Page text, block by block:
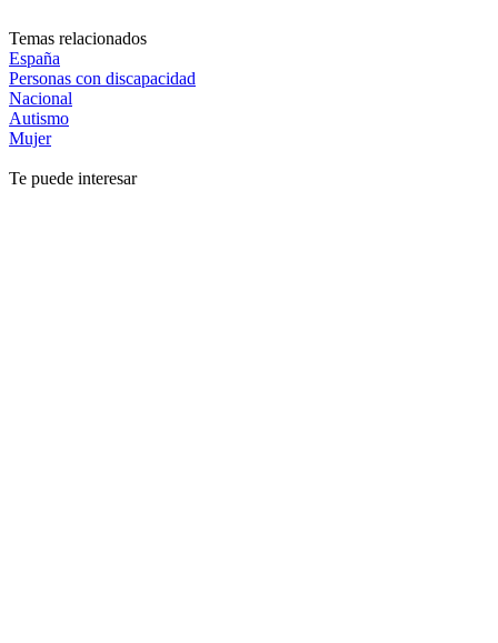
Temas relacionados
España
Personas con discapacidad
Nacional
Autismo
Mujer
Te puede interesar